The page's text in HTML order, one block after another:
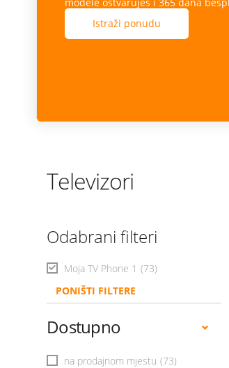
Istraži ponudu
Televizori
Odabrani filteri
Moja TV Phone 1 (73)
PONIŠTI FILTERE
Dostupno
na prodajnom mjestu (73)